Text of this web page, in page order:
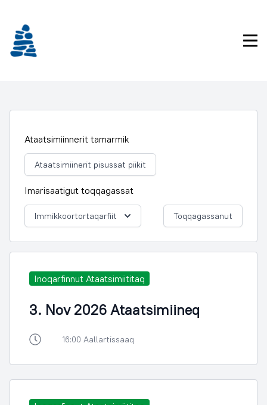
Ataatsimiinnerit tamarmik
Ataatsimiinerit pisussat piikit
Imarisaatigut toqqagassat
Immikkoortortaqarfiit Toqqagassanut
Inoqarfinnut Ataatsimiititaq
3. Nov 2026 Ataatsimiineq
16:00 Aallartissaaq